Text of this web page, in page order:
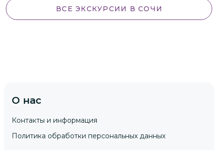
ВСЕ ЭКСКУРСИИ В СОЧИ
О нас
Контакты и информация
Политика обработки персональных данных